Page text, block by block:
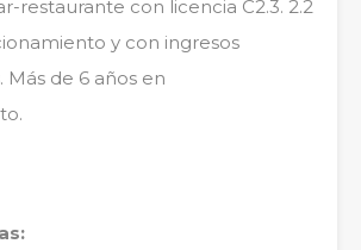
restaurante con licencia C2.3. 2.2
y con ingresos
de 6 años en